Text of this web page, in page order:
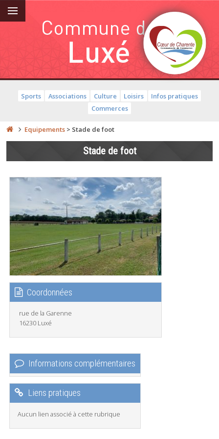
Sports Associations Culture Loisirs
Infos pratiques
Commerces
Equipements > Stade de foot
Stade de foot
Coordonnées
rue de la Garenne
16230 Luxé
Informations complémentaires
Liens pratiques
Aucun lien associé à cette rubrique